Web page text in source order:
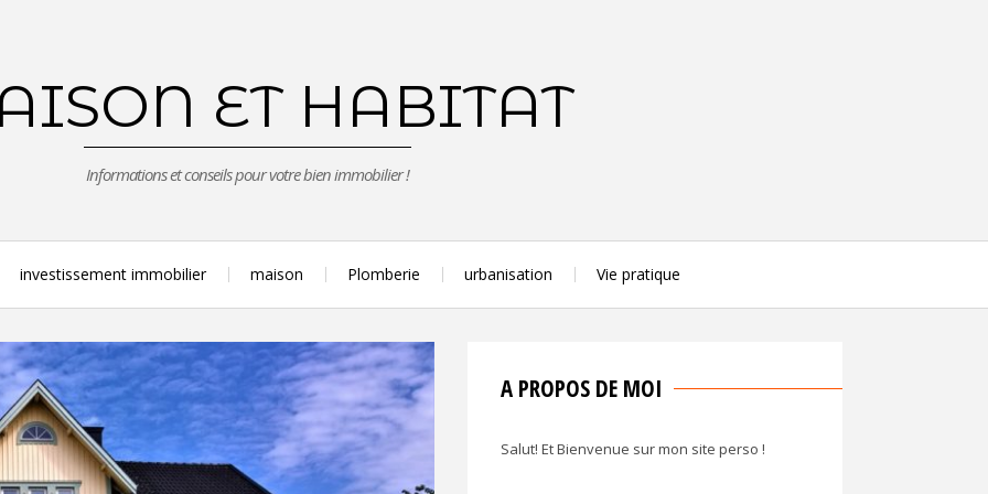
ET HABITAT
Informations et conseils pour votre bien immobilier !
investissement immobilier maison Plomberie urbanisation Vie pratique
A PROPOS DE MOI
Salut! Et Bienvenue sur mon site perso !